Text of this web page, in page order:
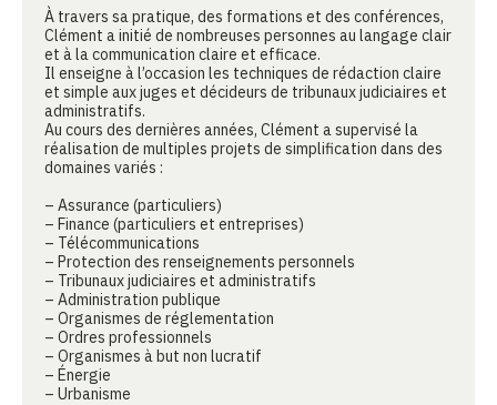
À travers sa pratique, des formations et des conférences,
Clément a initié de nombreuses personnes au langage clair
et à la communication claire et efficace.
Il enseigne à l’occasion les techniques de rédaction claire
et simple aux juges et décideurs de tribunaux judiciaires et
administratifs.
Au cours des dernières années, Clément a supervisé la
réalisation de multiples projets de simplification dans des
domaines variés :
– Assurance (particuliers)
– Finance (particuliers et entreprises)
– Télécommunications
– Protection des renseignements personnels
– Tribunaux judiciaires et administratifs
– Administration publique
– Organismes de réglementation
– Ordres professionnels
– Organismes à but non lucratif
– Énergie
– Urbanisme